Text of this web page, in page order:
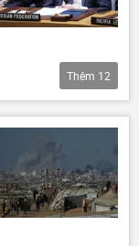
Thêm 12